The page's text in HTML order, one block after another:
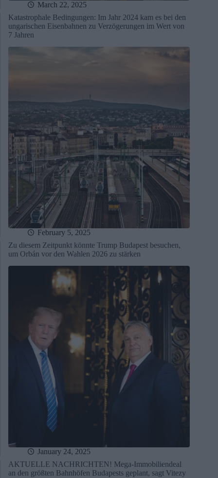
March 22, 2025
Katastrophale Bedingungen: Im Jahr 2024 kam es bei den
ungarischen Eisenbahnen zu Verzögerungen im Wert von
7 Jahren
February 5, 2025
Zu diesem Zeitpunkt könnte Trump Budapest besuchen,
um Orbán vor den Wahlen 2026 zu stärken
January 24, 2025
AKTUELLE NACHRICHTEN! Mega-Immobiliendeal
an den größten Bahnhöfen Budapests geplant, sagt Vitezy